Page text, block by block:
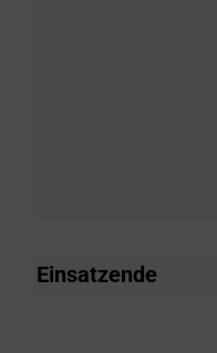
Einsatzende